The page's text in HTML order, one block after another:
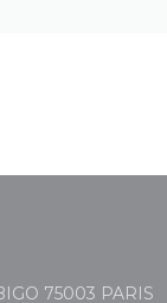
75003 PARIS